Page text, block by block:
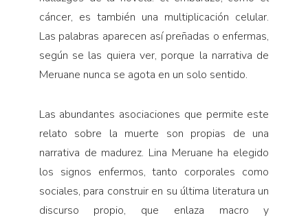
cáncer, es también una multiplicación celular.
Las palabras aparecen así preñadas o enfermas,
según se las quiera ver, porque la narrativa de
Meruane nunca se agota en un solo sentido.
Las abundantes asociaciones que permite este
relato sobre la muerte son propias de una
narrativa de madurez. Lina Meruane ha elegido
los signos enfermos, tanto corporales como
sociales, para construir en su última literatura un
discurso propio, que enlaza macro y